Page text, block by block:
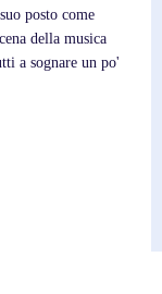
posto come
della musica
a sognare un po'